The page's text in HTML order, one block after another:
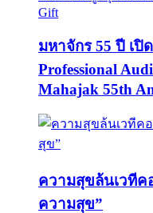
มหาจักร 55 ปี เปิ
Professional
Mahajak 55th
ความสุขล้นเวทีค
ความสุข”